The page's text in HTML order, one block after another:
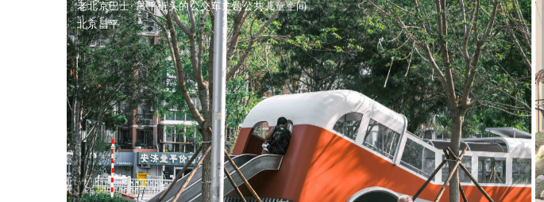
老北京巴士· 昌平街头的公交车主题公共儿童空间
北京昌平